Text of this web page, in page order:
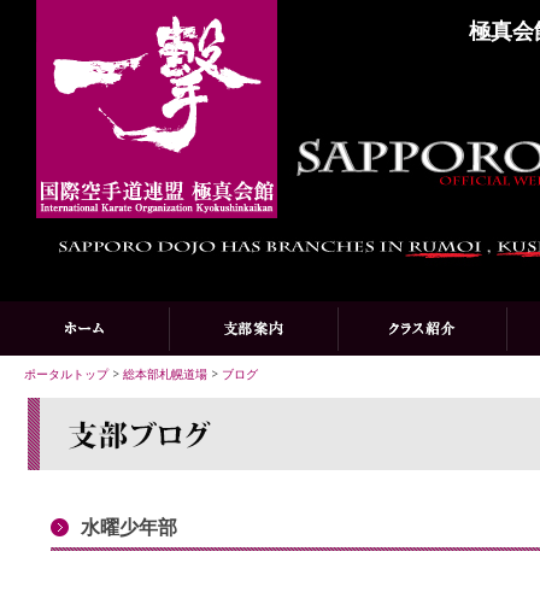
極真会
ポータルトップ> 総本部札幌道場 > ブログ
水曜少年部